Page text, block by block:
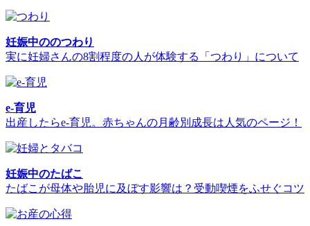
妊娠中ののつわり
実に妊婦さんの8割程度の人が体験する「つわり」について
e-育児
出産したらe-育児。赤ちゃんの月齢別成長は人気のページ！
妊娠中のたばこ
たばこが母体や胎児に及ぼす影響は？受動喫煙をふせぐコツ